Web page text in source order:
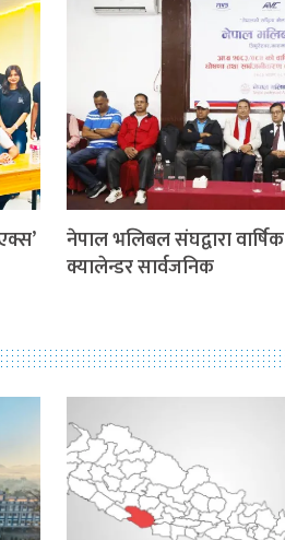
नेपाल भलिबल संघद्वारा वार्षिक
क्यालेन्डर सार्वजनिक